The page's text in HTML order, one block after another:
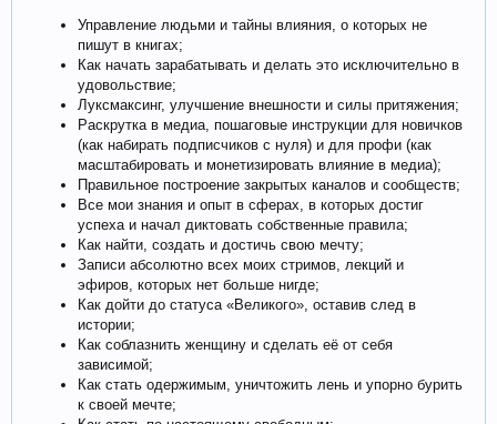
Управление людьми и тайны влияния, о которых не
пишут в книгах;
Как начать зарабатывать и делать это исключительно в
удовольствие;
Луксмаксинг, улучшение внешности и силы притяжения;
Раскрутка в медиа, пошаговые инструкции для новичков
(как набирать подписчиков с нуля) и для профи (как
масштабировать и монетизировать влияние в медиа);
Правильное построение закрытых каналов и сообществ;
Все мои знания и опыт в сферах, в которых достиг
успеха и начал диктовать собственные правила;
Как найти, создать и достичь свою мечту;
Записи абсолютно всех моих стримов, лекций и
эфиров, которых нет больше нигде;
Как дойти до статуса «Великого», оставив след в
истории;
Как соблазнить женщину и сделать её от себя
зависимой;
Как стать одержимым, уничтожить лень и упорно бурить
к своей мечте;